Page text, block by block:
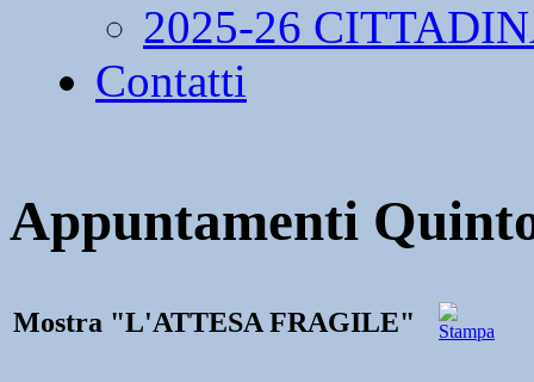
2025-26
Contatti
Appuntamenti
Mostra "L'ATTESA FRAGILE"